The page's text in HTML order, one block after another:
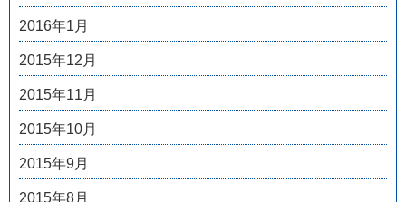
2016年1月
2015年12月
2015年11月
2015年10月
2015年9月
2015年8月